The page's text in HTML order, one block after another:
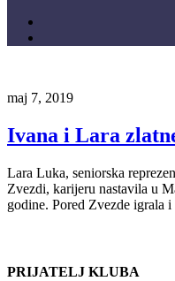
maj 7, 2019
Ivana i Lara
Lara Luka, seniorska
Zvezdi, karijeru nastavila u
godine. Pored Zvezde igrala i
PRIJATELJ KLUBA